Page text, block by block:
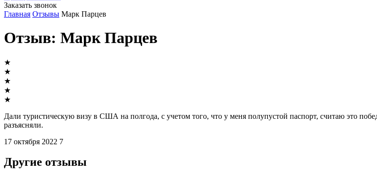
Заказать звонок
Главная Отзывы Марк Парцев
Отзыв: Марк Парцев
★
★
★
★
★
Дали туристическую визу в США на полгода, с учетом того, что у меня полупустой паспорт, считаю это
разъясняли.
17 октября 2022 7
Другие отзывы